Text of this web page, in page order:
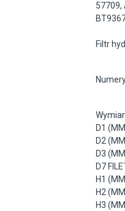
57709,
Filtr
D1
D2
D3
D7
H1
H2
H3